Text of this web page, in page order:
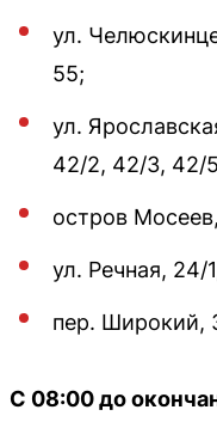
ул.
55;
ул.
42/2, 42/3, 42/
остров
ул. Речная, 24/
пер. Широкий,
С 08:00 до